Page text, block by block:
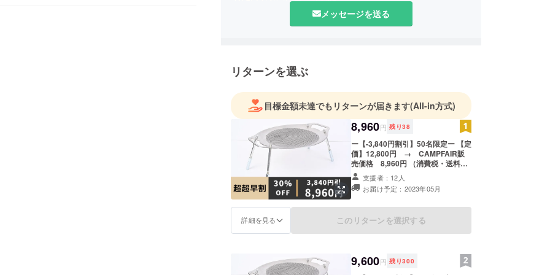
ハッピーになると、子ども達はもっとハッピーになります。
ハッピーな子ども達が増えると世の中の笑顔も増えていきま
てほしい、それが私達の願いです。
私達は「商売」をするという事は、その製品、サービスに
よって世の中が「笑倍」になっていくべきだと考えていま
世界中の魅力的な商品や、創造力豊かなモノづくりを通じ
て、人々に笑顔と幸せを届けることができれば幸いです。
メッセージを送る
リターンを選ぶ
目標金額未達でもリターンが届きます(All-in方式)
8,960円 残り38
ー【-3,840円割引】50名限定ー 【定
価】12,800円 → CAMPFAIR販
売価格 8,960円 （消費税・送料
込） ■Lagurus All-round PLATE x
１式 ■セット内容 ・本体×1 ・収納
袋×１ ・ハンドルカバー×2 ・フライ
支援者：12人
お届け予定：2023年05月
詳細を見る このリターンを選択する
9,600円 残り300